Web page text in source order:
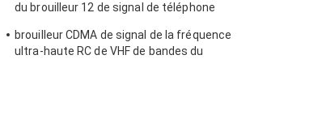
du brouilleur 12 de signal de téléphone
brouilleur CDMA de signal de la fréquence
ultra-haute RC de VHF de bandes du